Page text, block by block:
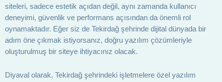
siteleri, sadece estetik açıdan değil, aynı zamanda kullanıcı
deneyimi, güvenlik ve performans açısından da önemli rol
oynamaktadır. Eğer siz de Tekirdağ şehrinde dijital dünyada bir
adım öne çıkmak istiyorsanız, doğru yazılım çözümleriyle
oluşturulmuş bir siteye ihtiyacınız olacak.
Diyaval olarak, Tekirdağ şehrindeki işletmelere özel yazılım